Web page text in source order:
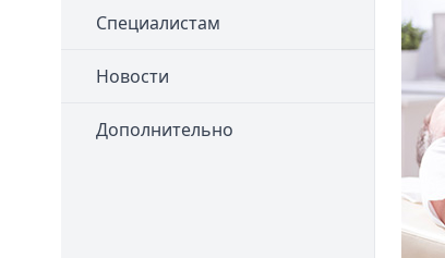
Специалистам
Новости
Дополнительно